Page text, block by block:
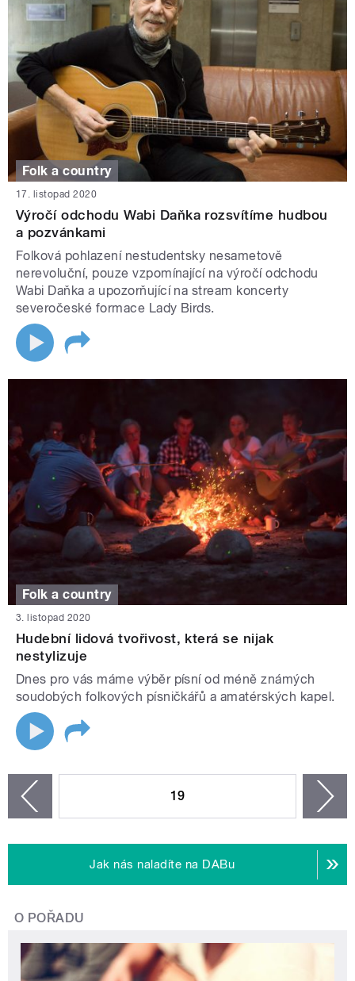
Folk a country
17. listopad 2020
Výročí odchodu Wabi Daňka rozsvítíme hudbou
a pozvánkami
Folková pohlazení nestudentsky nesametově
nerevoluční, pouze vzpomínající na výročí odchodu
Wabi Daňka a upozorňující na stream koncerty
severočeské formace Lady Birds.
Folk a country
3. listopad 2020
Hudební lidová tvořivost, která se nijak
nestylizuje
Dnes pro vás máme výběr písní od méně známých
soudobých folkových písničkářů a amatérských kapel.
19
Jak nás naladíte na DABu
O POŘADU